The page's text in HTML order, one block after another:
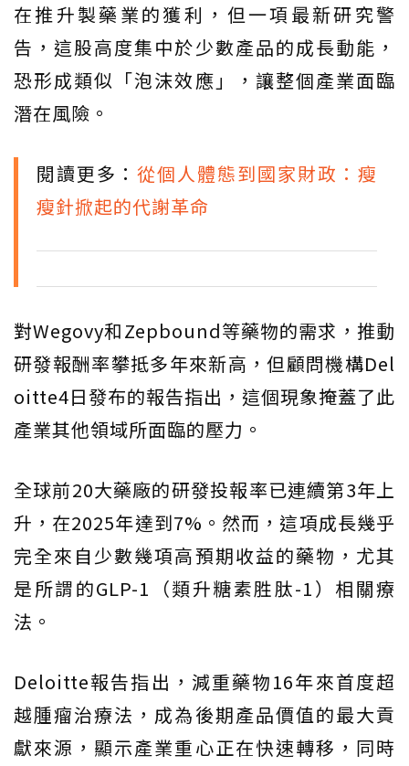
在推升製藥業的獲利，但一項最新研究警
告，這股高度集中於少數產品的成長動能，
恐形成類似「泡沫效應」，讓整個產業面臨
潛在風險。
閱讀更多： 從個人體態到國家財政：瘦
瘦針掀起的代謝革命
對Wegovy和Zepbound等藥物的需求，推動
研發報酬率攀抵多年來新高，但顧問機構Del
oitte4日發布的報告指出，這個現象掩蓋了此
產業其他領域所面臨的壓力。
全球前20大藥廠的研發投報率已連續第3年上
升，在2025年達到7%。然而，這項成長幾乎
完全來自少數幾項高預期收益的藥物，尤其
是所謂的GLP-1（類升糖素胜肽-1）相關療
法。
Deloitte報告指出，減重藥物16年來首度超
越腫瘤治療法，成為後期產品價值的最大貢
獻來源，顯示產業重心正在快速轉移，同時